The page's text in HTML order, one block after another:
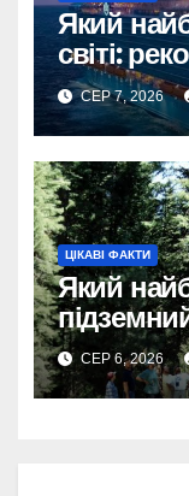
Який
світі:
СЕР 7, 2026
ЦІКАВІ ФАКТИ
Який
СЕР 6, 2026